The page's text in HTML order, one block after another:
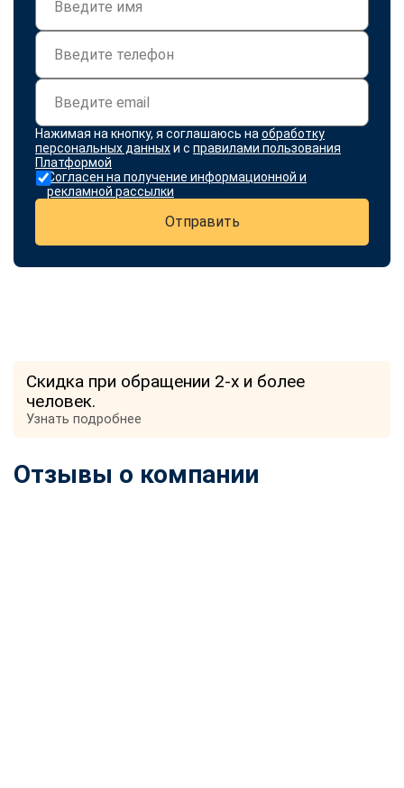
Нажимая на кнопку, я соглашаюсь на обработку
персональных данныхи с правилами пользования
Платформой
Согласен на получение информационной и
рекламной рассылки
Отправить
Скидка при обращении 2-х и более
человек.
Узнать подробнее
Отзывы о компании